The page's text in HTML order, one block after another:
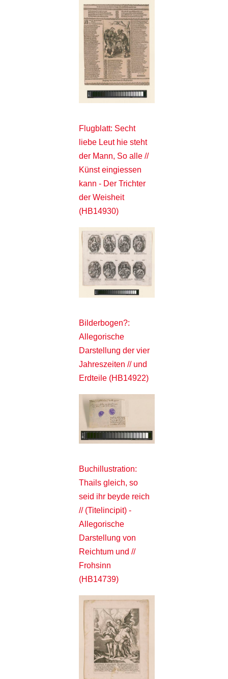
Flugblatt: Secht
liebe Leut hie steht
der Mann, So alle //
Künst eingiessen
kann - Der Trichter
der Weisheit
(HB14930)
Bilderbogen?:
Allegorische
Darstellung der vier
Jahreszeiten // und
Erdteile (HB14922)
Buchillustration:
Thails gleich, so
seid ihr beyde reich
// (Titelincipit) -
Allegorische
Darstellung von
Reichtum und //
Frohsinn
(HB14739)